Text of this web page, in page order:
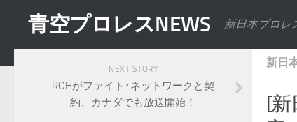
青空プロレスNEWS 新日本プロレ
新日
[新
NEXT STORY
ROHがファイト･ネットワークと契
約、カナダでも放送開始！